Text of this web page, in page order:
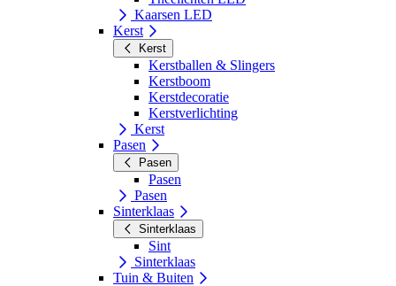
Kaarsen LED
Kerst
Kerst
Kerstballen & Slingers
Kerstboom
Kerstdecoratie
Kerstverlichting
Kerst
Pasen
Pasen
Pasen
Pasen
Sinterklaas
Sinterklaas
Sint
Sinterklaas
Tuin & Buiten